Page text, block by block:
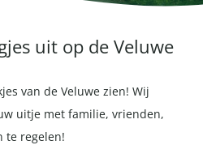
uit op de Veluwe
van de Veluwe zien! Wij
uitje met familie, vrienden,
te regelen!